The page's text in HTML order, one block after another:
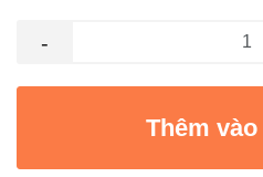
-
Thêm